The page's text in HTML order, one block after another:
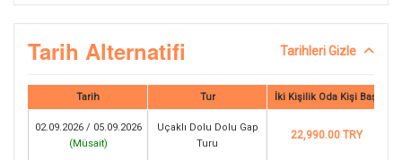
Tarih Alternatifi Tarihleri Gizle
Tarih Tur İki Kişilik Oda Kişi Başı
02.09.2026 / 05.09.2026
(Müsait)
Uçaklı Dolu Dolu Gap
Turu
22,990.00 TRY